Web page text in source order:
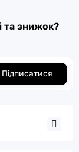
та знижок?
Підписатися